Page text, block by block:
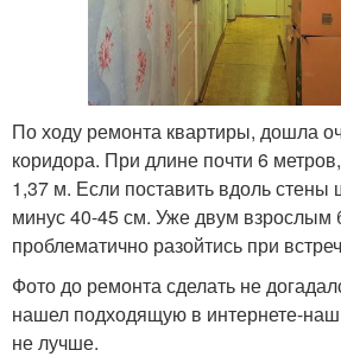
По ходу ремонта квартиры, дошла
коридора. При длине почти 6
1,37 м. Если поставить вдоль
минус 40-45 см. Уже двум взрослым
проблематично разойтись при
Фото до ремонта сделать не
нашел подходящую в интернете-
не лучше.